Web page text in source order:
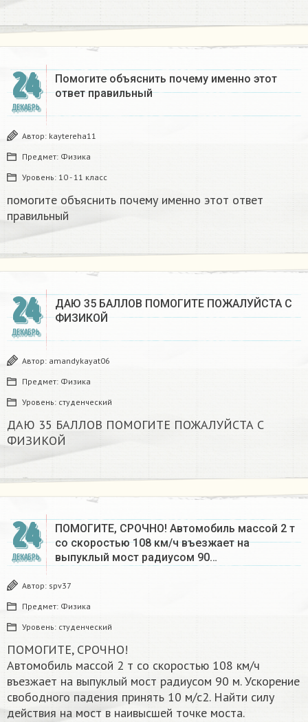
24
ДЕКАБРЬ
Помогите объяснить почему именно этот
ответ правильный
Автор: kaytereha11
Предмет: Физика
Уровень: 10 - 11 класс
помогите объяснить почему именно этот ответ
правильный
24
ДЕКАБРЬ
ДАЮ 35 БАЛЛОВ ПОМОГИТЕ ПОЖАЛУЙСТА С
ФИЗИКОЙ
Автор: amandykayat06
Предмет: Физика
Уровень: студенческий
ДАЮ 35 БАЛЛОВ ПОМОГИТЕ ПОЖАЛУЙСТА С
ФИЗИКОЙ
24
ДЕКАБРЬ
ПОМОГИТЕ, СРОЧНО! Автомобиль массой 2 т
со скоростью 108 км/ч въезжает на
выпуклый мост радиусом 90…
Автор: spv37
Предмет: Физика
Уровень: студенческий
ПОМОГИТЕ, СРОЧНО!
Автомобиль массой 2 т со скоростью 108 км/ч
въезжает на выпуклый мост радиусом 90 м. Ускорение
свободного падения принять 10 м/с2. Найти силу
действия на мост в наивысшей точке моста.